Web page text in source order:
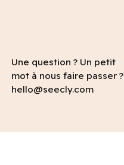
Une question ? Un petit
mot à nous faire passer ?
hello@seecly.com